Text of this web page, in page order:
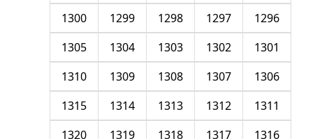
1296
1297
1298
1299
1300
1301
1302
1303
1304
1305
1306
1307
1308
1309
1310
1311
1312
1313
1314
1315
1316
1317
1318
1319
1320